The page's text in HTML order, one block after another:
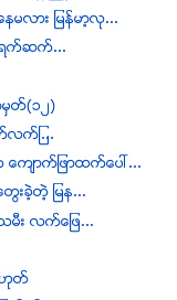
မလား ျမန္မာ့လု...
ရက္ဆက္...
မွတ္(၁၂)
လက္ျ...
က်ာက္ျဖာထက္ေပၚ...
းခဲ့တဲ့ ျမန...
း လက္ေျဖ...
ဟုတ္